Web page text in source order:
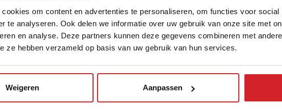
cookies om content en advertenties te personaliseren, om functies voor social
te analyseren. Ook delen we informatie over uw gebruik van onze site met
en analyse. Deze partners kunnen deze gegevens combineren met
ze hebben verzameld op basis van uw gebruik van hun services.
Weigeren Aanpassen